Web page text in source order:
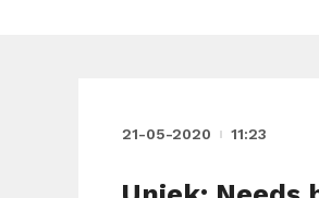
21-05-2020 11:23